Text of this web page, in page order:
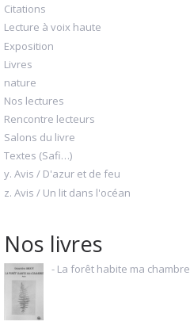
Citations
Lecture à voix haute
Exposition
Livres
nature
Nos lectures
Rencontre lecteurs
Salons du livre
Textes (Safi…)
y. Avis / D'azur et de feu
z. Avis / Un lit dans l'océan
Nos livres
- La forêt habite ma chambre